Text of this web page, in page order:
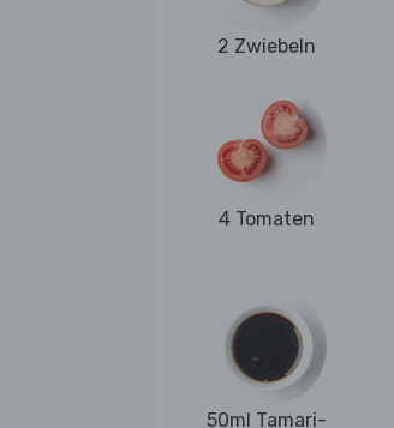
2 Zwiebeln
4 Tomaten
50ml Tamari-